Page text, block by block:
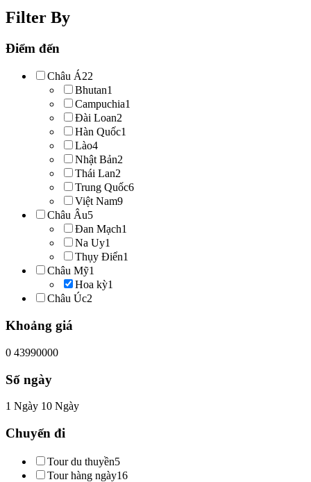
Filter By
Điểm đến
Châu Á22
Bhutan1
Campuchia1
Đài Loan2
Hàn Quốc1
Lào4
Nhật Bản2
Thái Lan2
Trung Quốc6
Việt Nam9
Châu Âu5
Đan Mạch1
Na Uy1
Thụy Điển1
Châu Mỹ1
Hoa kỳ1
Châu Úc2
Khoảng giá
0 43990000
Số ngày
1 Ngày 10 Ngày
Chuyến đi
Tour du thuyền5
Tour hàng ngày16